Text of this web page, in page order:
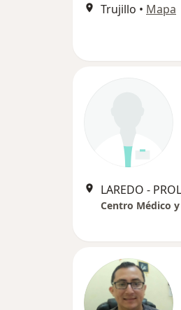
Trujillo • Mapa
Centro Médico